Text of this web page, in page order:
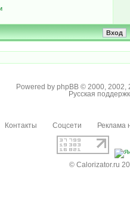
Powered by phpBB© 2000, 2002,
Русская
Контакты Соцсети Реклама
© Calorizator.ru